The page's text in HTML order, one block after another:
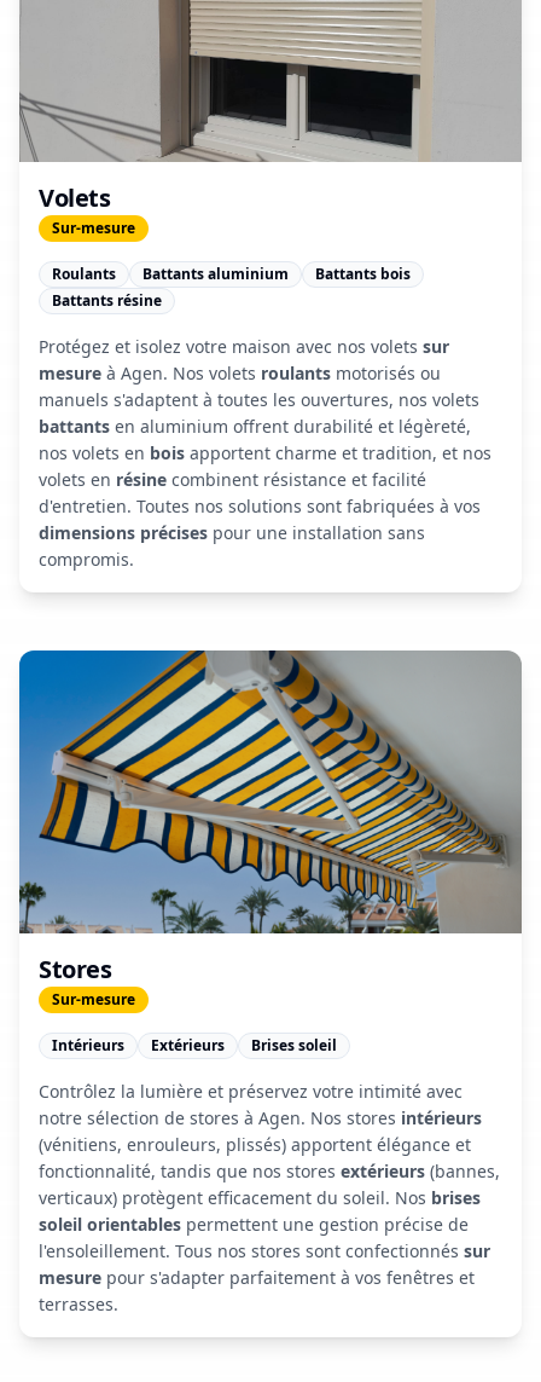
Volets
Sur-mesure
Roulants Battants aluminium
Battants bois
Battants résine
Protégez et isolez votre maison avec nos volets sur
mesure à Agen. Nos volets roulants motorisés ou
manuels s'adaptent à toutes les ouvertures, nos volets
battants en aluminium offrent durabilité et légèreté,
nos volets en bois apportent charme et tradition, et nos
volets en résine combinent résistance et facilité
d'entretien. Toutes nos solutions sont fabriquées à vos
dimensions précises pour une installation sans
compromis.
Stores
Sur-mesure
Intérieurs Extérieurs Brises soleil
Contrôlez la lumière et préservez votre intimité avec
notre sélection de stores à Agen. Nos stores intérieurs
(vénitiens, enrouleurs, plissés) apportent élégance et
fonctionnalité, tandis que nos stores extérieurs (bannes,
verticaux) protègent efficacement du soleil. Nos brises
soleil orientables permettent une gestion précise de
l'ensoleillement. Tous nos stores sont confectionnés sur
mesure pour s'adapter parfaitement à vos fenêtres et
terrasses.